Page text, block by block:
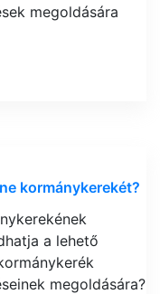
megoldására
kormánykerekét?
a lehető
megoldására?